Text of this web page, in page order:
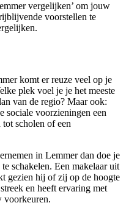
vergelijken’ om jouw
voorstellen te
komt er reuze veel op je
plek voel je je het meeste
van de regio? Maar ook:
sociale voorzieningen een
scholen of een
in Lemmer dan doe je
schakelen. Een makelaar uit
gezien hij of zij op de hoogte
en heeft ervaring met
voorkeuren.